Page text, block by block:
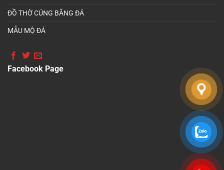
ĐỒ THỜ CÚNG BẰNG ĐÁ
MẪU MỘ ĐÁ
Facebook Page